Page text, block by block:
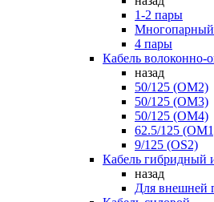
1-2 пары
Многопарный
4 пары
Кабель волоконно-
назад
50/125 (OM2)
50/125 (OM3)
50/125 (OM4)
62.5/125
9/125 (OS2)
Кабель гибридный
назад
Для внешней